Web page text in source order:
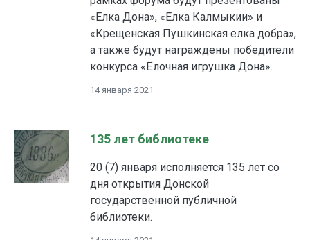
«Елка Дона», «Елка Калмыкии» и
«Крещенская Пушкинская елка добра»,
а также будут награждены победители
конкурса «Ёлочная игрушка Дона».
14 января 2021
135 лет библиотеке
20 (7) января исполняется 135 лет со
дня открытия Донской
государственной публичной
библиотеки.